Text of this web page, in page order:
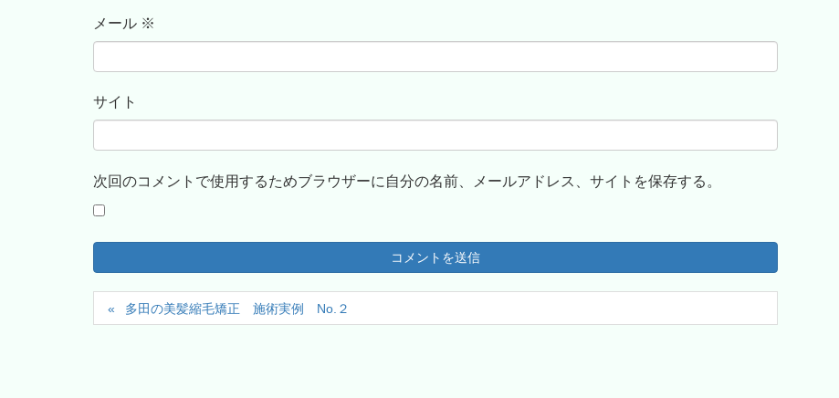
メール ※
サイト
次回のコメントで使用するためブラウザーに自分の名前、メールアドレス、サイトを保存する。
多田の美髪縮毛矯正 施術実例 No.２